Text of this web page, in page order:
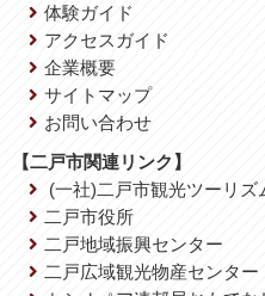
体験ガイド
アクセスガイド
企業概要
サイトマップ
お問い合わせ
【二戸市関連リンク】
(一社)二戸市観光ツーリ
二戸市役所
二戸地域振興センター
二戸広域観光物産センター